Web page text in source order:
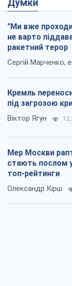
Думки
"Ми вже
не варто
ракетний терор
Сергій Марченко,
Кремль
під загрозою
Віктор Ягун
Мер Москви
стають послом
топ-рейтинги
Олександр Кірш